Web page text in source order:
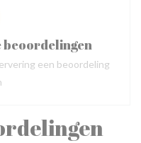
beoordelingen
een beoordeling